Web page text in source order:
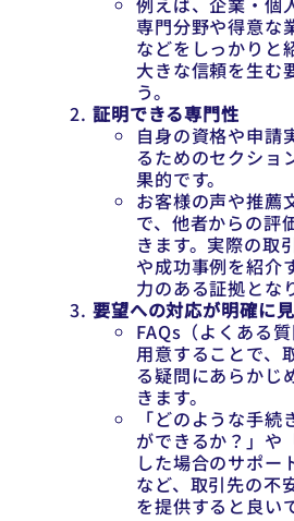
専門分野や得意な
などをしっかりと
大きな信頼を生む
う。
証明できる専門性
自身の資格や申請
るためのセクショ
果的です。
お客様の声や推薦
で、他者からの評
きます。実際の取
や成功事例を紹介
力のある証拠とな
要望への対応が明確に
FAQs（よくある
用意することで、
る疑問にあらかじ
きます。
「どのような手
ができるか？」や
した場合のサポー
など、取引先の不
を提供すると良い